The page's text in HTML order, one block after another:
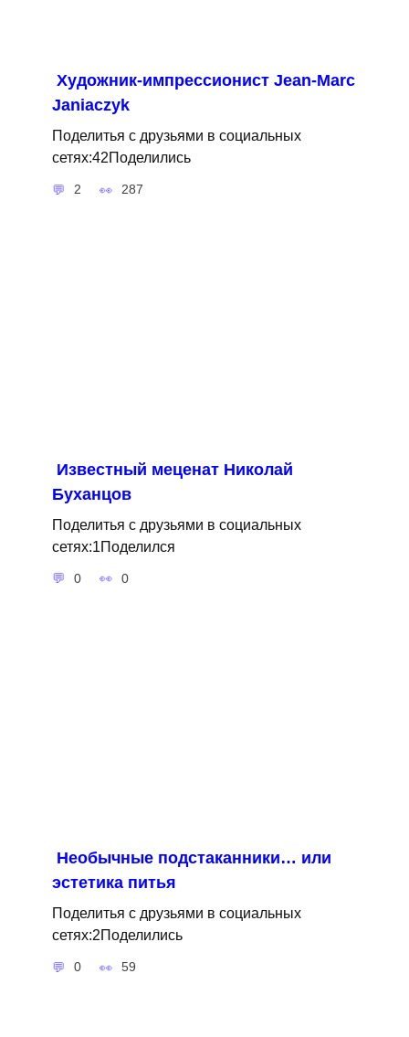
Художник-импрессионист Jean-Marc
Janiaczyk
Поделитья с друзьями в социальных
сетях:42Поделились
2 287
Известный меценат Николай
Буханцов
Поделитья с друзьями в социальных
сетях:1Поделился
0 0
Необычные подстаканники… или
эстетика питья
Поделитья с друзьями в социальных
сетях:2Поделились
0 59